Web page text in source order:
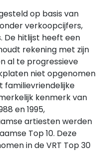
op basis van
verkoopcijfers,
De hitlijst heeft een
rekening met zijn
al te progressieve
niet opgenomen
familievriendelijke
kenmerk van
en 1995,
artiesten werden
Top 10. Deze
in de VRT Top 30